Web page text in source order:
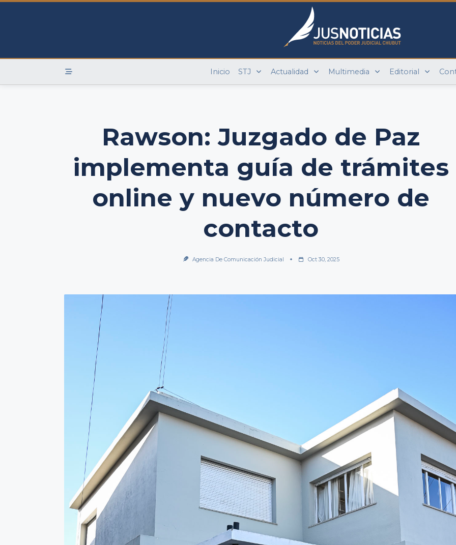
Skip
Inicio STJ Actualidad Multimedia Editorial
Rawson: Juzgado de Paz
implementa guía de trámites
online y nuevo número de
contacto
Agencia De Comunicación Judicial Oct 30, 2025